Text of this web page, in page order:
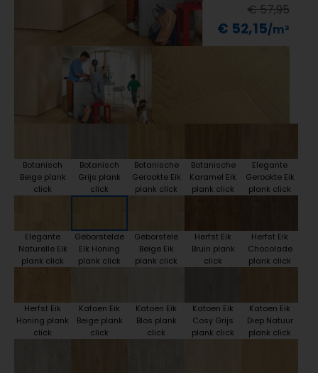
€ 57,95
€ 52,15
Botanisch
Beige plank
click
Botanisch
Grijs plank
click
Botanische
Gerookte Eik
plank click
Botanische
Karamel Eik
plank click
Elegante
Gerookte Eik
plank click
Elegante
Naturelle Eik
plank click
Geborstelde
Eik Honing
plank click
Geborstele
Beige Eik
plank click
Herfst Eik
Bruin plank
click
Herfst Eik
Chocolade
plank click
Herfst Eik
Honing plank
click
Katoen Eik
Beige plank
click
Katoen Eik
Blos plank
click
Katoen Eik
Cosy Grijs
plank click
Katoen Eik
Diep Natuur
plank click